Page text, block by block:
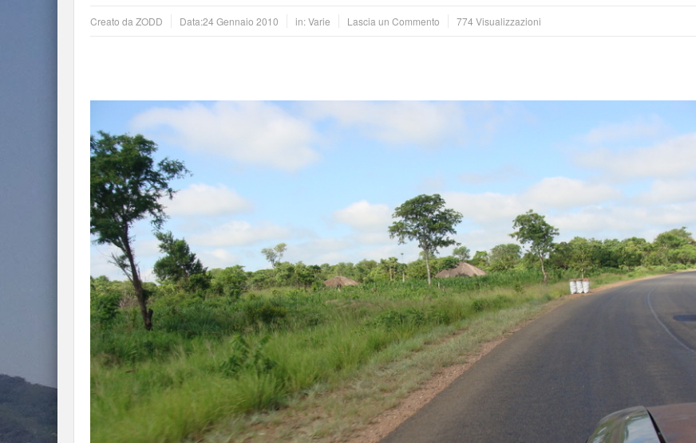
Creato da ZODD Data:24 Gennaio 2010 in:Varie Lascia un Commento 774 Visualizzazioni